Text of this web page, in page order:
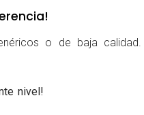
o de baja
nivel!